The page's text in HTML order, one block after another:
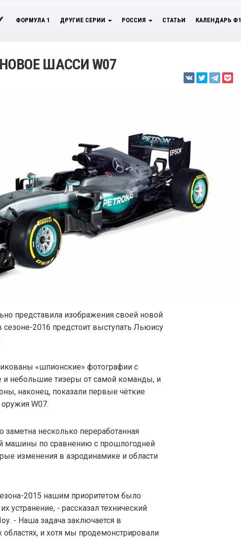
ФОРМУЛА 1 ДРУГИЕ СЕРИИ РОССИЯ СТАТЬИ КАЛЕНДАРЬ Ф1
НОВОЕ ШАССИ W07
представила изображения своей новой
2016 предстоит выступать Льюису
«шпионские» фотографии с
и небольшие тизеры от самой команды, и
наконец, показали первые чёткие
W07.
заметна несколько переработанная
машины по сравнению с прошлогодней
изменения в аэродинамике и области
2015 нашим приоритетом было
устранение, - рассказал технический
- Наша задача заключается в
и хотя мы продемонстрировали